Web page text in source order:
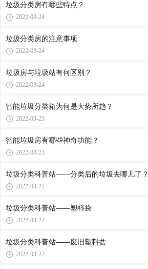
垃圾分类房有哪些特点？
2022-03-24
垃圾分类房的注意事项
2022-03-24
垃圾房与垃圾站有何区别？
2022-03-24
智能垃圾分类箱为何是大势所趋？
2022-03-23
智能垃圾房有哪些神奇功能？
2022-03-23
垃圾分类科普站——分类后的垃圾去哪儿了？
2022-03-22
垃圾分类科普站——塑料袋
2022-03-22
垃圾分类科普站——废旧塑料盆
2022-03-22